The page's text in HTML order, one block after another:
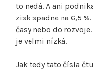
to nedá. A ani
zisk spadne na 6,5
časy nebo do
je velmi nízká.
Jak tedy tato čísla